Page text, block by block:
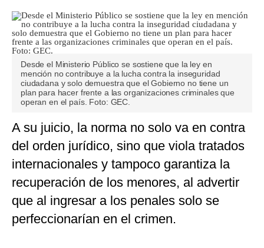
Desde el Ministerio Público se sostiene que la ley en
mención no contribuye a la lucha contra la inseguridad
ciudadana y solo demuestra que el Gobierno no tiene un
plan para hacer frente a las organizaciones criminales que
operan en el país. Foto: GEC.
A su juicio, la norma no solo va en contra
del orden jurídico, sino que viola tratados
internacionales y tampoco garantiza la
recuperación de los menores, al advertir
que al ingresar a los penales solo se
perfeccionarían en el crimen.